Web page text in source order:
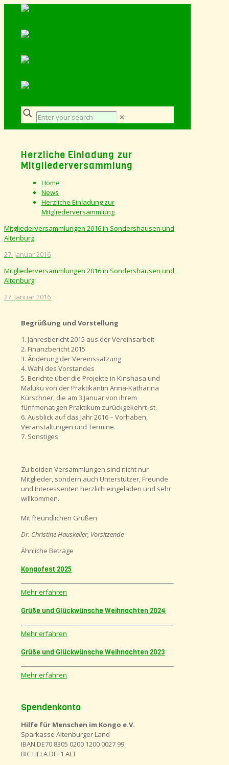
✕
Herzliche Einladung zur
Mitgliederversammlung
Home
News
Herzliche Einladung zur
Mitgliederversammlung
Mitgliederversammlungen 2016 in Sondershausen und
Altenburg
27. Januar 2016
Mitgliederversammlungen 2016 in Sondershausen und
Altenburg
27. Januar 2016
Begrüßung und Vorstellung
1. Jahresbericht 2015 aus der Vereinsarbeit
2. Finanzbericht 2015
3. Änderung der Vereinssatzung
4. Wahl des Vorstandes
5. Berichte über die Projekte in Kinshasa und
Maluku von der Praktikantin Anna-Katharina
Kürschner, die am 3.Januar von ihrem
fünfmonatigen Praktikum zurückgekehrt ist.
6. Ausblick auf das Jahr 2016 – Vorhaben,
Veranstaltungen und Termine.
7. Sonstiges
Zu beiden Versammlungen sind nicht nur
Mitglieder, sondern auch Unterstützer, Freunde
und Interessenten herzlich eingeladen und sehr
willkommen.
Mit freundlichen Grüßen
Dr. Christine Hauskeller, Vorsitzende
Ähnliche Beträge
Kongofest 2025
Mehr erfahren
Grüße und Glückwünsche Weihnachten 2024
Mehr erfahren
Grüße und Glückwünsche Weihnachten 2023
Mehr erfahren
Spendenkonto
Hilfe für Menschen im Kongo e.V.
Sparkasse Altenburger Land
IBAN DE70 8305 0200 1200 0027 99
BIC HELA DEF1 ALT